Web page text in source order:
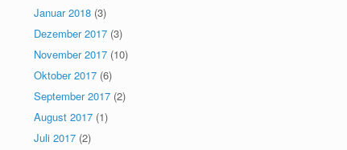
Januar 2018 (3)
Dezember 2017 (3)
November 2017 (10)
Oktober 2017 (6)
September 2017 (2)
August 2017 (1)
Juli 2017 (2)